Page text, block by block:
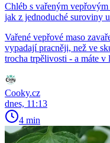
Chléb s vařeným
jak z jednoduché suroviny
Vařené vepřové maso
vypadají pracněji, než ve
trocha trpělivosti - a máte v
Cooky.cz
dnes, 11:13
4 min